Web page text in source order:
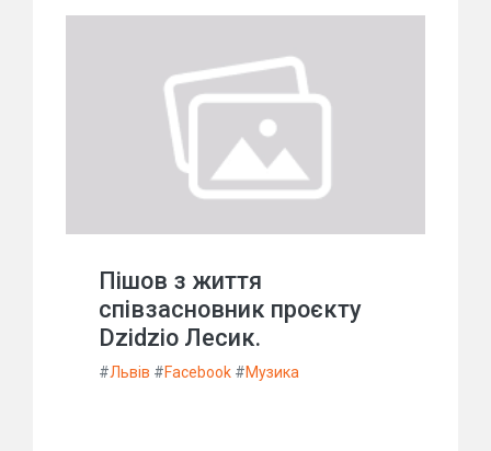
Пішов з життя
співзасновник проєкту
Dzidzio Лесик.
#Львів #Facebook #Музика